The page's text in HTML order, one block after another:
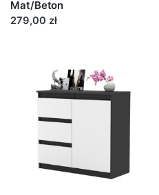
Mat/Beton
279,00 zł